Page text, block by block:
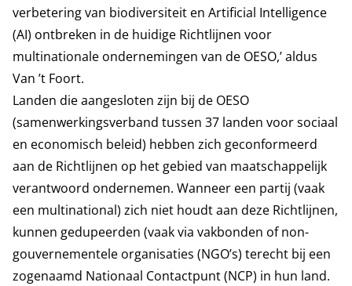
verbetering van biodiversiteit en Artificial Intelligence
(AI) ontbreken in de huidige Richtlijnen voor
multinationale ondernemingen van de OESO,’ aldus
Van ’t Foort.
Landen die aangesloten zijn bij de OESO
(samenwerkingsverband tussen 37 landen voor sociaal
en economisch beleid) hebben zich geconformeerd
aan de Richtlijnen op het gebied van maatschappelijk
verantwoord ondernemen. Wanneer een partij (vaak
een multinational) zich niet houdt aan deze Richtlijnen,
kunnen gedupeerden (vaak via vakbonden of non-
gouvernementele organisaties (NGO’s) terecht bij een
zogenaamd Nationaal Contactpunt (NCP) in hun land.